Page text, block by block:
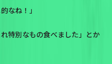
なね！」
特別なもの食べました」とか